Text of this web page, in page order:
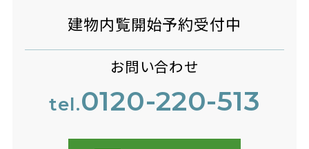
建物内覧開始予約受付中
お問い合わせ
tel.0120-220-513